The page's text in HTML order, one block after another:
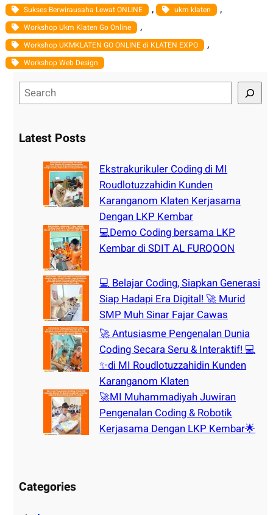
Sukses Berwirausaha Lewat ONLINE , ukm klaten ,
Workshop Ukm Klaten Go Online ,
Workshop UKMKLATEN GO ONLINE di KLATEN EXPO ,
Workshop Web Design
e
r
Latest Posts
Ekstrakurikuler Coding di MI
Roudlotuzzahidin Kunden
Karanganom Klaten Kerjasama
Dengan LKP Kembar
💻Demo Coding bersama LKP
Kembar di SDIT AL FURQOON
💻 Belajar Coding, Siapkan Generasi
Siap Hadapi Era Digital! 🚀 Murid
SMP Muh Sinar Fajar Cawas
🚀 Antusiasme Pengenalan Dunia
Coding Secara Seru & Interaktif! 💻
✨di MI Roudlotuzzahidin Kunden
Karanganom Klaten
🚀MI Muhammadiyah Juwiran
Pengenalan Coding & Robotik
Kerjasama Dengan LKP Kembar🌟
Categories